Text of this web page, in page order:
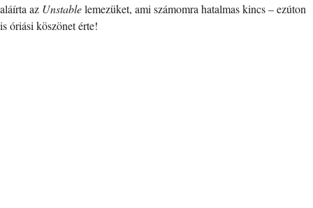
aláírta az Unstablelemezüket, ami számomra hatalmas kincs – ezúton
is óriási köszönet érte!